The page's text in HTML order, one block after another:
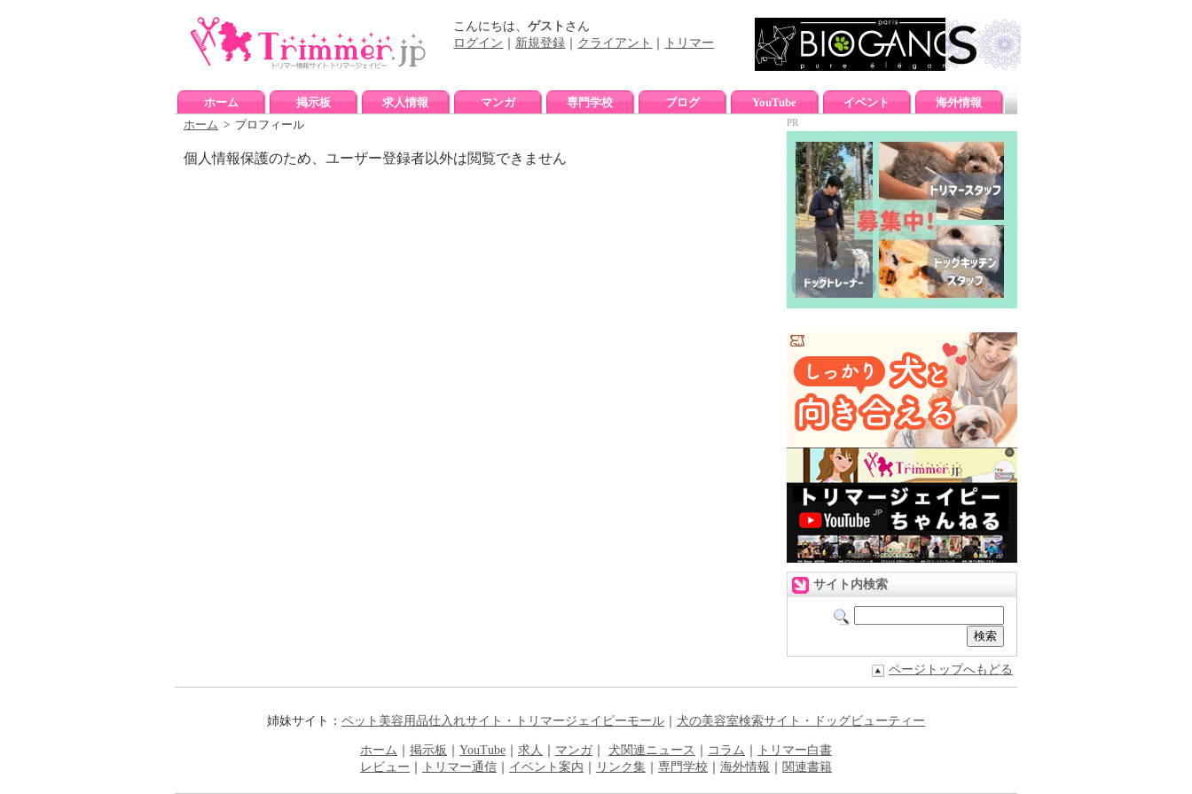
こんにちは、ゲスト さん
ログイン
新規登録 クライアント トリマー
ホーム 掲示板 求人情報 マンガ 専門学校 ブログ YouTube イベント
海外情報
ホーム > プロフィール
個人情報保護のため、ユーザー登録者以外は閲覧できません
PR
サイト内検索
ページトップへもどる
姉妹サイト： ペット美容用品仕入れサイト・トリマージェイピーモール 犬の美容室検索サイト・ドッグビューティー
ホーム 掲示板 YouTube 求人 マンガ｜ 犬関連ニュース コラム
トリマー白書
レビュー
トリマー通信 イベント案内 リンク集 専門学校 海外情報 関連書籍